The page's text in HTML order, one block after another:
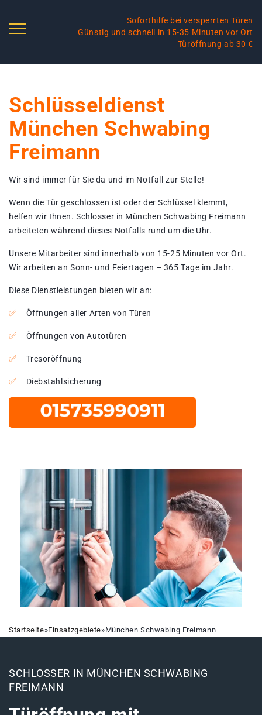
Soforthilfe bei versperrten Türen
Günstig und schnell in 15-35 Minuten vor Ort
Türöffnung ab 30 €
Schlüsseldienst
München Schwabing
Freimann
Wir sind immer für Sie da und im Notfall zur Stelle!
Wenn die Tür geschlossen ist oder der Schlüssel klemmt,
helfen wir Ihnen. Schlosser in München Schwabing Freimann
arbeiteten während dieses Notfalls rund um die Uhr.
Unsere Mitarbeiter sind innerhalb von 15-25 Minuten vor Ort.
Wir arbeiten an Sonn- und Feiertagen – 365 Tage im Jahr.
Diese Dienstleistungen bieten wir an:
Öffnungen aller Arten von Türen
Öffnungen von Autotüren
Tresoröffnung
Diebstahlsicherung
Startseite»Einsatzgebiete»München Schwabing Freimann
SCHLOSSER IN MÜNCHEN SCHWABING
FREIMANN